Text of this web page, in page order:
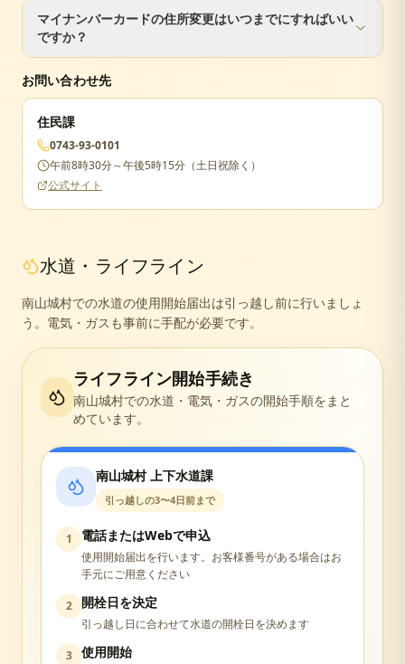
マイナンバーカードの住所変更はいつまでにすればいい
ですか？
過ぎるとカードが失効し、再申請が必要になります。
お問い合わせ先
住民課
0743-93-0101
午前8時30分～午後5時15分（土日祝除く）
公式サイト
水道・ライフライン
南山城村での水道の使用開始届出は引っ越し前に行いましょ
う。電気・ガスも事前に手配が必要です。
ライフライン開始手続き
南山城村での水道・電気・ガスの開始手順をまと
めています。
南山城村 上下水道課
引っ越しの3〜4日前まで
1 電話またはWebで申込
使用開始届出を行います。お客様番号がある場合はお
手元にご用意ください
2 開栓日を決定
引っ越し日に合わせて水道の開栓日を決めます
3 使用開始